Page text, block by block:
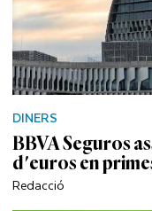
DINERS
BBVA Seguros
d'euros en
Redacció